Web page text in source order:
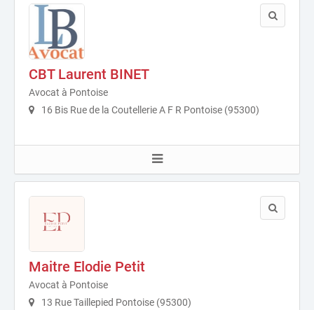
CBT Laurent BINET
Avocat à Pontoise
16 Bis Rue de la Coutellerie A F R Pontoise (95300)
Maitre Elodie Petit
Avocat à Pontoise
13 Rue Taillepied Pontoise (95300)